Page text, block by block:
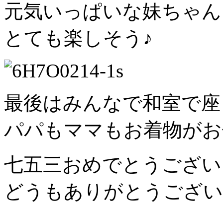
元気いっぱいな妹ちゃ
とても楽しそう♪
最後はみんなで和室で
パパもママもお着物が
七五三おめでとうござ
どうもありがとうござ